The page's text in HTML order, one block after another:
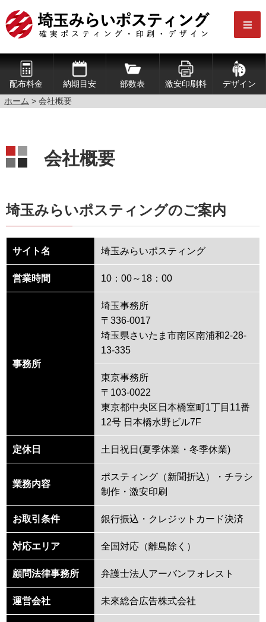
配布料金 納期目安 部数表 激安印刷料
デザイン
ホーム > 会社概要
会社概要
埼玉みらいポスティングのご案内
サイト名 埼玉みらいポスティング
営業時間 10：00～18：00
事務所
埼玉事務所
〒336-0017
埼⽟県さいたま市南区南浦和2-28-
13-335
東京事務所
〒103-0022
東京都中央区日本橋室町1丁目11番
12号 日本橋水野ビル7F
定休日 土日祝日(夏季休業・冬季休業)
業務内容
ポスティング（新聞折込）・チラシ
制作・激安印刷
お取引条件 銀行振込・クレジットカード決済
対応エリア 全国対応（離島除く）
顧問法律事務所 弁護⼠法⼈アーバンフォレスト
運営会社 未來総合広告株式会社